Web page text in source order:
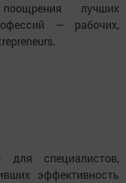
лучших
— рабочих,
для специалистов,
эффективность